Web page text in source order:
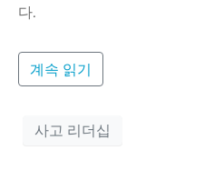
다.
계속 읽기
사고 리더십